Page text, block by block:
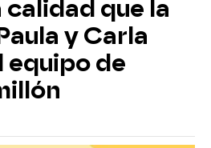
calidad que la
y Carla
equipo de